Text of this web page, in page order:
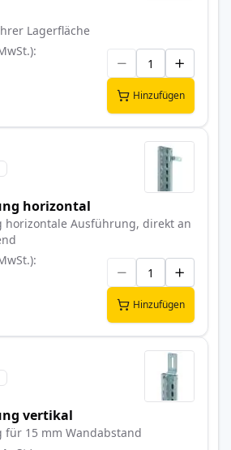
Lagerfläche
Hinzufügen
horizontal
horizontale Ausführung, direkt an
Hinzufügen
vertikal
15 mm Wandabstand